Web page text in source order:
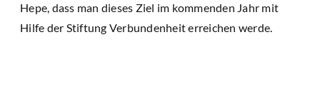
Hepe, dass man dieses Ziel im kommenden Jahr mit
Hilfe der Stiftung Verbundenheit erreichen werde.